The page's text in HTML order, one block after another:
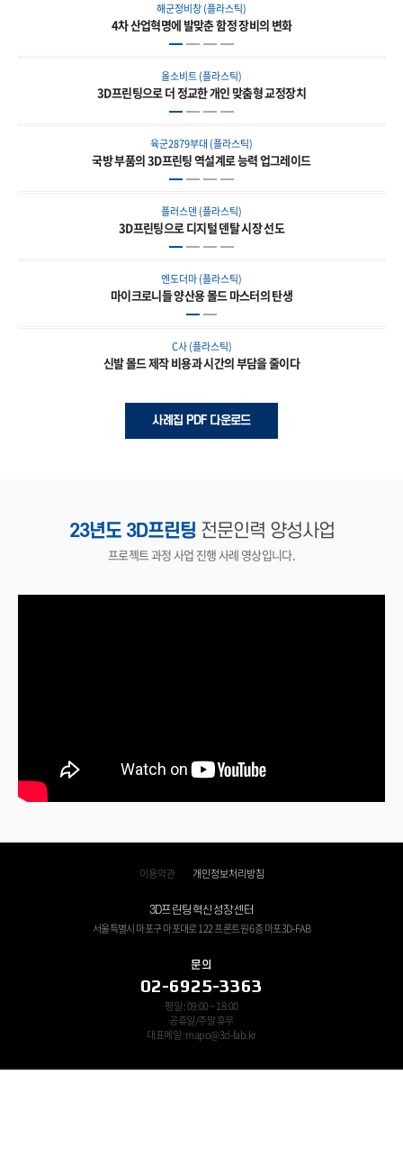
해군정비창 (플라스틱)
4차 산업혁명에 발맞춘 함정 장비의 변화
올소비트 (플라스틱)
3D프린팅으로 더 정교한 개인 맞춤형 교정장치
육군2879부대 (플라스틱)
국방 부품의 3D프린팅 역설계로 능력 업그레이드
플러스덴 (플라스틱)
3D프린팅으로 디지털 덴탈 시장 선도
엔도더마 (플라스틱)
마이크로니들 양산용 몰드 마스터의 탄생
C사 (플라스틱)
신발 몰드 제작 비용과 시간의 부담을 줄이다
사례집 PDF 다운로드
23년도 3D프린팅전문인력 양성사업
프로젝트 과정 사업 진행 사례 영상입니다.
이용약관 개인정보처리방침
3D프린팅혁신성장센터
서울특별시 마포구 마포대로 122 프론트원 6층 마포3D-FAB
문의
02-6925-3363
평일 : 09:00 ~ 18:00
공휴일/주말 휴무
대표메일 : mapo@3d-fab.kr